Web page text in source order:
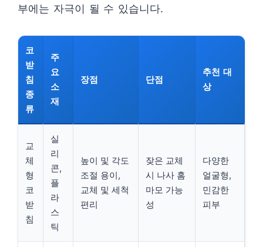
부에는 자극이 될 수 있습니다.
코
받
침
종
류
주
요
소
재
장점 단점
추천 대
상
교
체
형
코
받
침
실
리
콘,
플
라
스
틱
높이 및 각도
조절 용이,
교체 및 세척
편리
잦은 교체
시 나사 홈
마모 가능
성
다양한
얼굴형,
민감한
피부